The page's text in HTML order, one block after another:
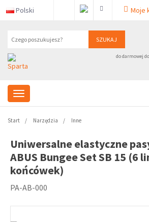
Polski Moje
SZUKAJ
do darmowej
Start Narzędzia Inne
Uniwersalne elastyczne
ABUS Bungee Set SB 15 (6
końcówek)
PA-AB-000